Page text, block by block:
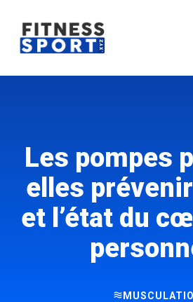
contenu
Les pompes
elles
et l’état du